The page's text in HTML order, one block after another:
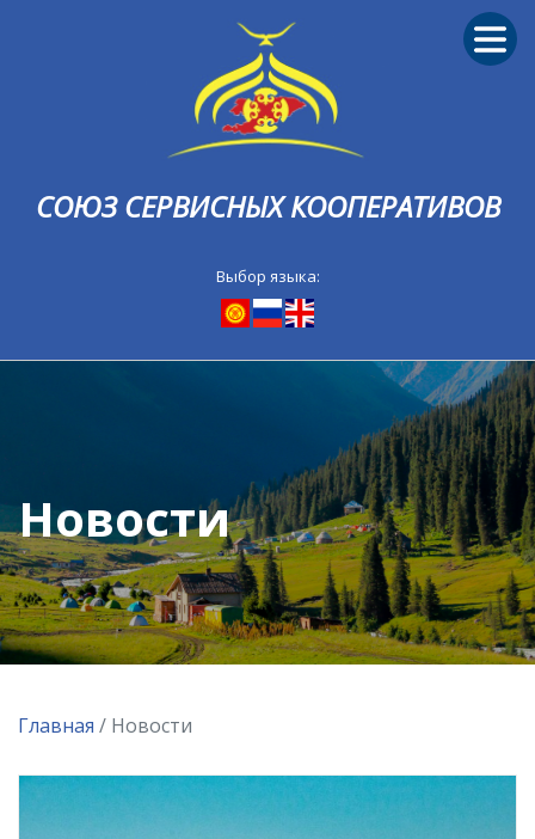
СОЮЗ СЕРВИСНЫХ КООПЕРАТИВОВ
Выбор языка:
Новости
Главная / Новости